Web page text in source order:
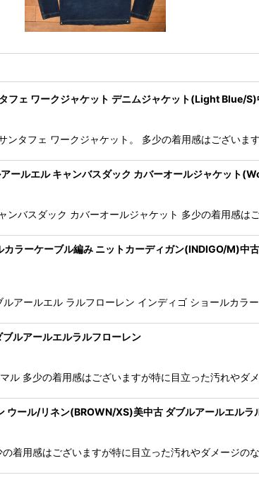
フェ ワークジャケット デニムジャケット(Light Blue/S)
タフェ ワークジャケット。 多少の着用感はござい
ールエル キャンバスダック カバーオールジャケット
ンバスダック カバーオールジャケット 多少の着用感
ラーケーブル編み ニットカーディガン(INDIGO/M)中
アールエル ラルフローレン インディゴ ショールカラ
ルアールエルラルフローレン
ル 多少の着用感はございますが特に目立った汚れや
ウール/リネン(BROWN/XS)美中古 ダブルアールエルラ
着用感はございますが特に目立った汚れやダメージ